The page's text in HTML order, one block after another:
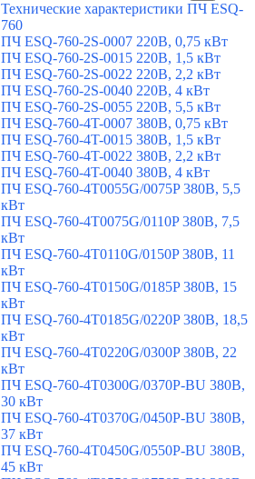
Технические характеристики ПЧ ESQ-
760
ПЧ ESQ-760-2S-0007 220В, 0,75 кВт
ПЧ ESQ-760-2S-0015 220В, 1,5 кВт
ПЧ ESQ-760-2S-0022 220В, 2,2 кВт
ПЧ ESQ-760-2S-0040 220В, 4 кВт
ПЧ ESQ-760-2S-0055 220В, 5,5 кВт
ПЧ ESQ-760-4T-0007 380В, 0,75 кВт
ПЧ ESQ-760-4T-0015 380В, 1,5 кВт
ПЧ ESQ-760-4T-0022 380В, 2,2 кВт
ПЧ ESQ-760-4T-0040 380В, 4 кВт
ПЧ ESQ-760-4T0055G/0075P 380В, 5,5
кВт
ПЧ ESQ-760-4T0075G/0110P 380В, 7,5
кВт
ПЧ ESQ-760-4T0110G/0150P 380В, 11
кВт
ПЧ ESQ-760-4T0150G/0185P 380В, 15
кВт
ПЧ ESQ-760-4T0185G/0220P 380В, 18,5
кВт
ПЧ ESQ-760-4T0220G/0300P 380В, 22
кВт
ПЧ ESQ-760-4T0300G/0370P-BU 380В,
30 кВт
ПЧ ESQ-760-4T0370G/0450P-BU 380В,
37 кВт
ПЧ ESQ-760-4T0450G/0550P-BU 380В,
45 кВт